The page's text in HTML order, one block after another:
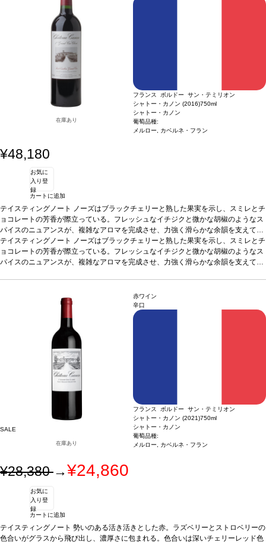
在庫あり
フランス ボルドー サン・テミリオン
シャトー・カノン (2016)750ml
シャトー・カノン
葡萄品種:
メルロー, カベルネ・フラン
¥48,180
お気に
入り登
録
カートに追加
テイスティングノート ノーズはブラックチェリーと熟した果実を示し、スミレとチ
ョコレートの芳香が際立っている。フレッシュなイチジクと微かな胡椒のようなス
パイスのニュアンスが、複雑なアロマを完成させ、力強く滑らかな余韻を支えてい
る。上質で繊細なタンニンが、クリーミーで長く続く口当たりを生み出し、石灰岩
台地がミネラルを与え、美しいバランスと生き生きとした味わいをもたらしてい
る。葡萄品種メルロー 74%、カベルネ・フラン 26%
テイスティングノート ノーズはブラックチェリーと熟した果実を示し、スミレとチ
ョコレートの芳香が際立っている。フレッシュなイチジクと微かな胡椒のようなス
パイスのニュアンスが、複雑なアロマを完成させ、力強く滑らかな余韻を支えてい
メルロー 74%、カベルネ・フラン 26%
SALE
在庫あり
赤ワイン
辛口
フランス ボルドー サン・テミリオン
シャトー・カノン (2021)750ml
シャトー・カノン
葡萄品種:
メルロー, カベルネ・フラン
¥28,380→¥24,860
お気に
入り登
録
カートに追加
テイスティングノート 勢いのある活き活きとした赤。ラズベリーとストロベリーの
色合いがグラスから飛び出し、濃厚さに包まれる。色合いは深いチェリーレッド色